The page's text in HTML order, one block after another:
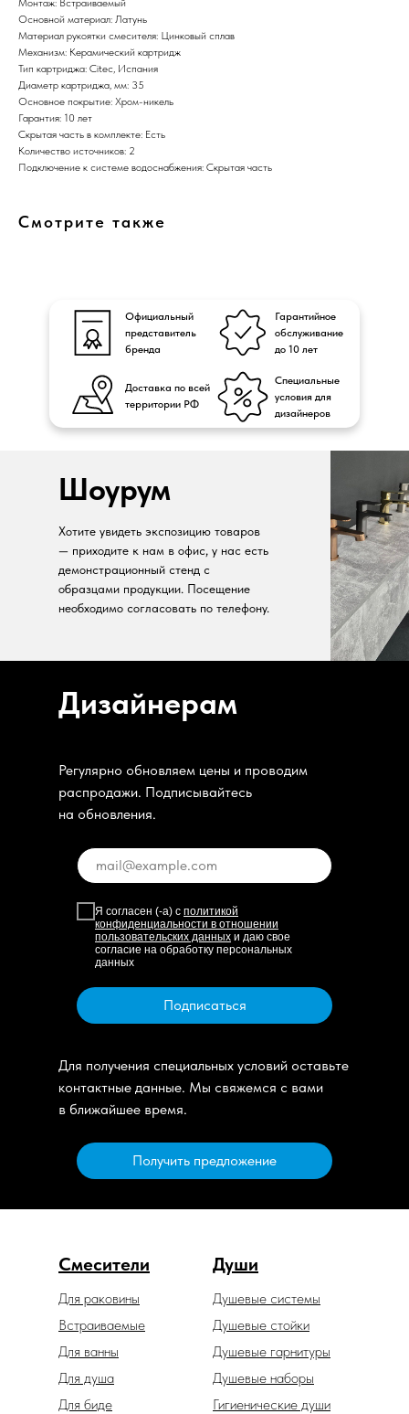
Монтаж: Встраиваемый
Основной материал: Латунь
Материал рукоятки смесителя: Цинковый сплав
Механизм: Керамический картридж
Тип картриджа: Citec, Испания
Диаметр картриджа, мм: 35
Основное покрытие: Хром-никель
Гарантия: 10 лет
Скрытая часть в комплекте: Есть
Количество источников: 2
Подключение к системе водоснабжения: Скрытая часть
Смотрите также
Официальный
представитель
бренда
Доставка по всей
территории РФ
Гарантийное
обслуживание
до 10 лет
Специальные
условия для
дизайнеров
Шоурум
Хотите увидеть экспозицию товаров
— приходите к нам в офис, у нас есть
демонстрационный стенд с
образцами продукции. Посещение
необходимо согласовать по телефону.
Дизайнерам
Регулярно обновляем цены и проводим
распродажи. Подписывайтесь
на обновления.
Я согласен (-а) с политикой
конфиденциальности в отношении
пользовательских данных и даю свое
согласие на обработку персональных
данных
Подписаться
Для получения специальных условий оставьте
контактные данные. Мы свяжемся с вами
в ближайшее время.
Получить предложение
Смесители Души
Душевые гарнитуры
Душевые системы
Гигиенические души
Душевые наборы
Встраиваемые
Для биде
Для ванны
Для душа
Для раковины
Душевые стойки